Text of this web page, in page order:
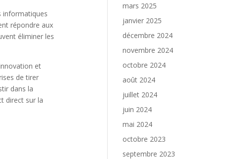
informatiques
répondre aux
éliminer les
et
de tirer
dans la
direct sur la
mars 2025
janvier 2025
décembre 2024
novembre 2024
octobre 2024
août 2024
juillet 2024
juin 2024
mai 2024
octobre 2023
septembre 2023